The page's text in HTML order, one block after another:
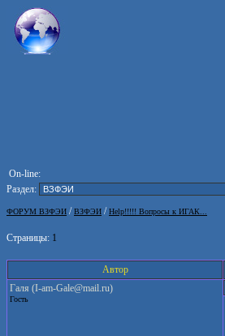
On-line:
Раздел:
ФОРУМ ВЗФЭИ /ВЗФЭИ /Help!!!!! ­Вопросы к ­ИГАК...­
Страницы: 1
Автор
Галя (I-am-Gale@mail.ru)
Гость